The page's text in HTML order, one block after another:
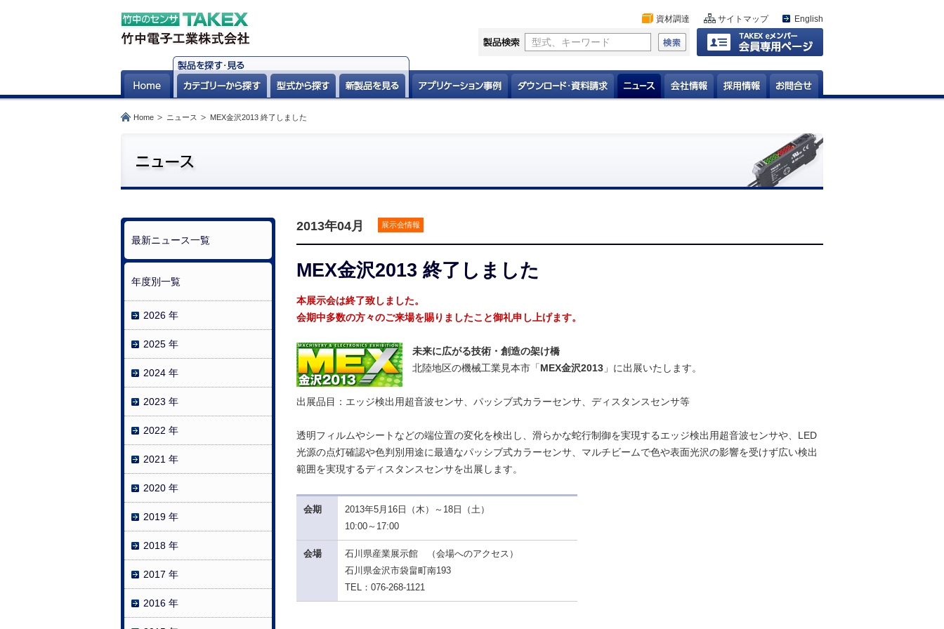
資材調達 サイトマップ English
Home ニュース MEX金沢2013 終了しました
最新ニュース一覧
年度別一覧
2026 年
2025 年
2024 年
2023 年
2022 年
2021 年
2020 年
2019 年
2018 年
2017 年
2016 年
2013年04月 展示会情報
MEX金沢2013 終了しました
本展示会は終了致しました。
会期中多数の方々のご来場を賜りましたこと御礼申し上げます。
未来に広がる技術・創造の架け橋
北陸地区の機械工業見本市「MEX金沢2013 」に出展いたします。
出展品目：エッジ検出用超音波センサ、パッシブ式カラーセンサ、ディスタンスセンサ等
透明フィルムやシートなどの端位置の変化を検出し、滑らかな蛇行制御を実現するエッジ検出用超音波センサや、LED
光源の点灯確認や色判別用途に最適なパッシブ式カラーセンサ、マルチビームで色や表面光沢の影響を受けず広い検出
範囲を実現するディスタンスセンサを出展します。
会期
2013年5月16日（木）～18日（土）
10:00～17:00
会場 石川県産業展示館 （会場へのアクセス ）
石川県金沢市袋畠町南193
TEL：076-268-1121